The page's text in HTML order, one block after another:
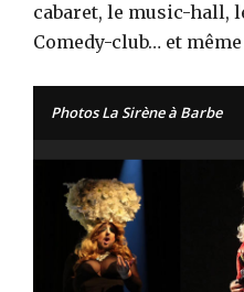
cabaret, le music-hall,
Comedy-club… et
Photos La Sirène à Barbe